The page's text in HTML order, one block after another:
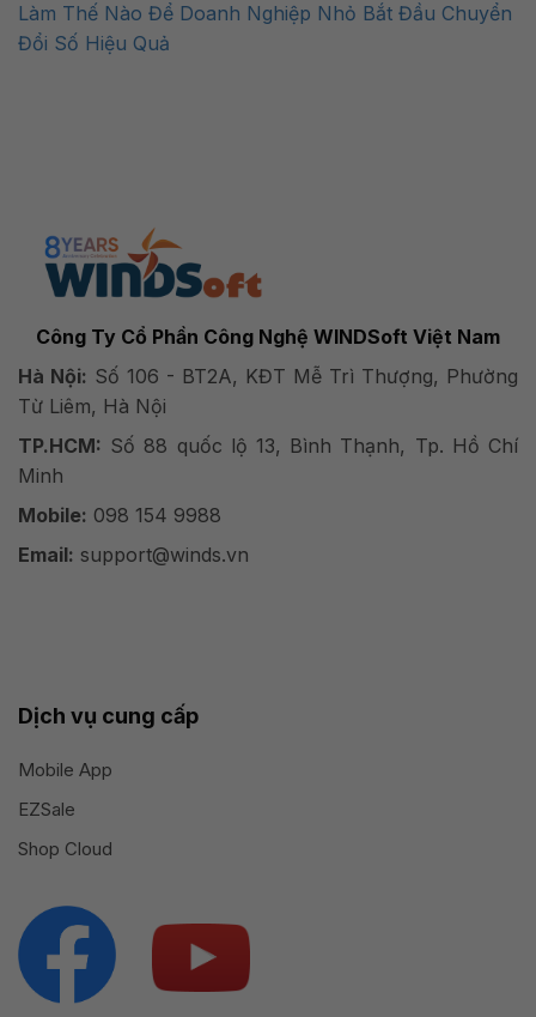
Làm Thế Nào Để Doanh Nghiệp Nhỏ Bắt Đầu Chuyển
Đổi Số Hiệu Quả
Công Ty Cổ Phần Công Nghệ WINDSoft Việt Nam
Hà Nội: Số 106 - BT2A, KĐT Mễ Trì Thượng, Phường
Từ Liêm, Hà Nội
TP.HCM: Số 88 quốc lộ 13, Bình Thạnh, Tp. Hồ Chí
Minh
Mobile: 098 154 9988
Email: support@winds.vn
Dịch vụ cung cấp
Mobile App
EZSale
Shop Cloud